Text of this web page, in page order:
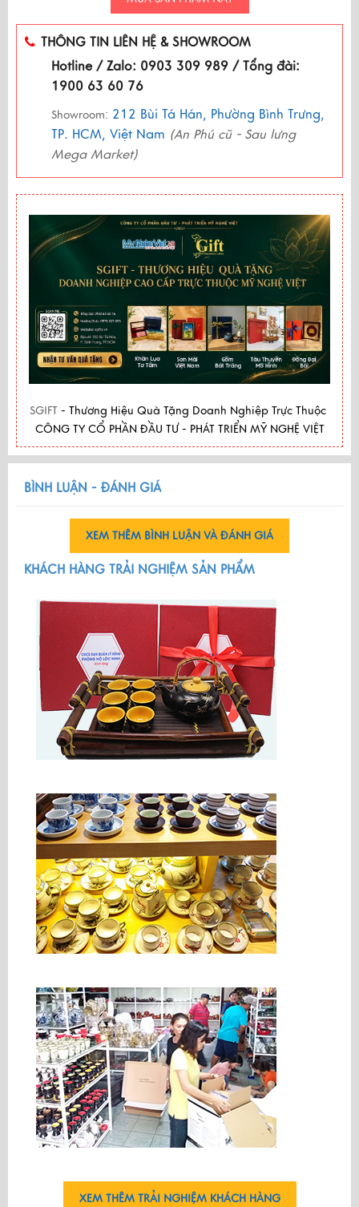
THÔNG TIN LIÊN HỆ & SHOWROOM
Hotline / Zalo: 0903 309 989 / Tổng đài:
1900 63 60 76
Showroom: 212 Bùi Tá Hán, Phường Bình Trưng,
TP. HCM, Việt Nam (An Phú cũ - Sau lưng
Mega Market)
SGIFT - Thương Hiệu Quà Tặng Doanh Nghiệp Trực Thuộc
CÔNG TY CỔ PHẦN ĐẦU TƯ - PHÁT TRIỂN MỸ NGHỆ VIỆT
BÌNH LUẬN - ĐÁNH GIÁ
XEM THÊM BÌNH LUẬN VÀ ĐÁNH GIÁ
KHÁCH HÀNG TRẢI NGHIỆM SẢN PHẨM
XEM THÊM TRẢI NGHIỆM KHÁCH HÀNG